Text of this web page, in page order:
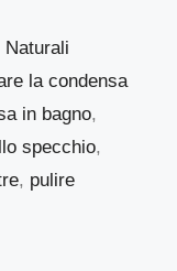
Naturali
la condensa
in bagno,
specchio,
, pulire